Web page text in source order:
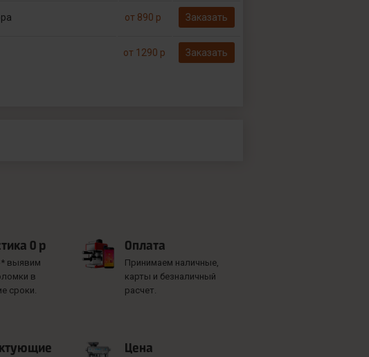
от 890 р Заказать
от 1290 р Заказать
0 р
выявим
в
сроки.
Оплата
Принимаем наличные,
карты и безналичный
расчет.
Цена